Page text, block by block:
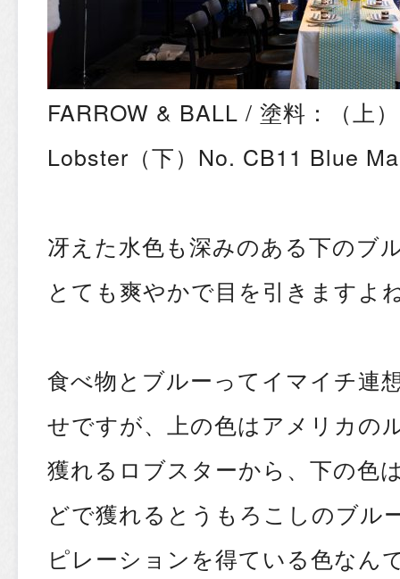
FARROW & BALL / 塗料：（上
Lobster（下）No. CB11 Blue
冴えた水色も深みのある下のブ
とても爽やかで目を引きますよ
食べ物とブルーってイマイチ連
せですが、上の色はアメリカの
獲れるロブスターから、下の色
どで獲れるとうもろこしのブル
ピレーションを得ている色なん